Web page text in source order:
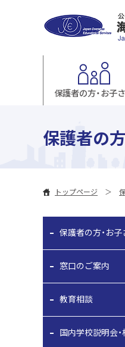
保護者の方・お子
保護者の
トップページ
保護者の方・お子
窓口のご案内
教育相談
国内学校説明会